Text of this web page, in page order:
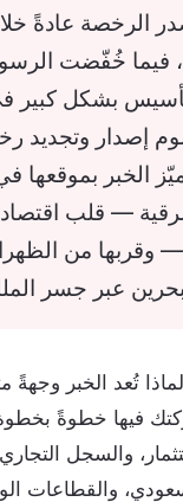
الرخصة عادةً
، فيما خُفّضت
إصدار وتجديد
الخبر بموقعها
— قلب
وقربها من
عبر جسر
تُعد الخبر وجهةً
والسجل
والقطاعات